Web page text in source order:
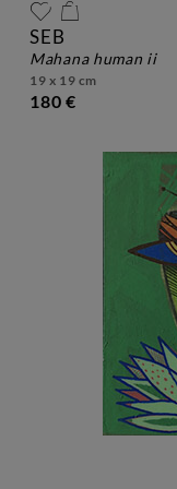
SEB
mahana human ii
19 x 19 cm
180 €